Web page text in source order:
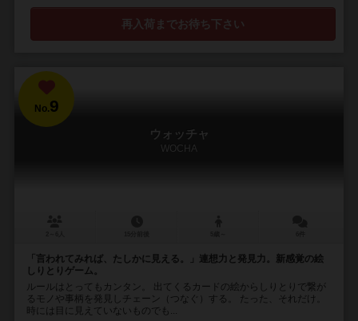
再入荷までお待ち下さい
No.9
ウォッチャ
WOCHA
「言われてみれば、たしかに見える。」連想力と発見力。新感覚の絵
しりとりゲーム。
ルールはとってもカンタン。 出てくるカードの絵からしりとりで繋が
るモノや事柄を発見しチェーン（つなぐ）する。 たった、それだけ。
時には目に見えていないものでも...